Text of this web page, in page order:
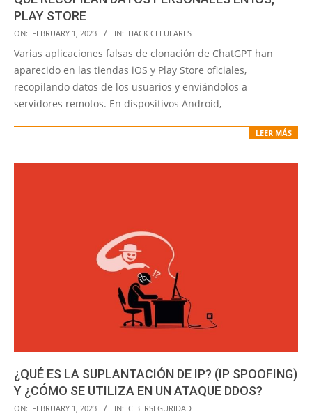
PLAY STORE
2023-
02-
01
ON: FEBRUARY 1, 2023 IN: HACK CELULARES
Varias aplicaciones falsas de clonación de ChatGPT han
aparecido en las tiendas iOS y Play Store oficiales,
recopilando datos de los usuarios y enviándolos a
servidores remotos. En dispositivos Android,
LEER MÁS
¿QUÉ ES LA SUPLANTACIÓN DE IP? (IP SPOOFING)
Y ¿CÓMO SE UTILIZA EN UN ATAQUE DDOS?
2023-
ON: FEBRUARY 1, 2023 IN: CIBERSEGURIDAD